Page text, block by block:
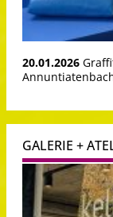
20.01.2026
GALERIE +